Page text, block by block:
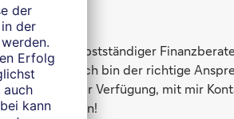
Als selbstständiger
Ich bin der richtige
zur Verfügung, mit mir
Ihnen zu hören!